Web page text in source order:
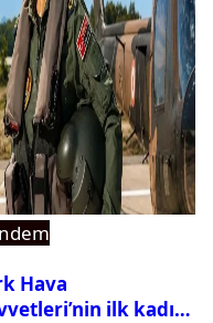
Hava
ilk kadın